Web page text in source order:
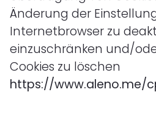
Änderung der
Internetbrowser zu
einzuschränken und/
Cookies zu löschen
https://www.aleno.me/